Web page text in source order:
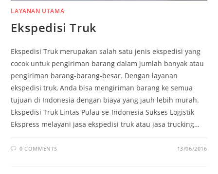
LAYANAN UTAMA
Ekspedisi Truk
Ekspedisi Truk merupakan salah satu jenis ekspedisi yang
cocok untuk pengiriman barang dalam jumlah banyak atau
pengiriman barang-barang-besar. Dengan layanan
ekspedisi truk, Anda bisa mengiriman barang ke semua
tujuan di Indonesia dengan biaya yang jauh lebih murah.
Ekspedisi Truk Lintas Pulau se-Indonesia Sukses Logistik
Ekspress melayani jasa ekspedisi truk atau jasa trucking…
0 COMMENTS 13/06/2016